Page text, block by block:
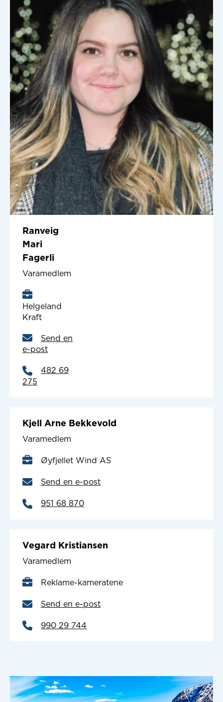
Ranveig
Mari
Fagerli
Varamedlem
Helgeland
Kraft
Send en
e-post
482 69
275
Kjell Arne Bekkevold
Varamedlem
Øyfjellet Wind AS
Send en e-post
951 68 870
Vegard Kristiansen
Varamedlem
Reklame-kameratene
Send en e-post
990 29 744